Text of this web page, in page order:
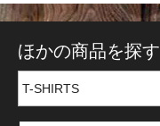
ほかの商品を探す